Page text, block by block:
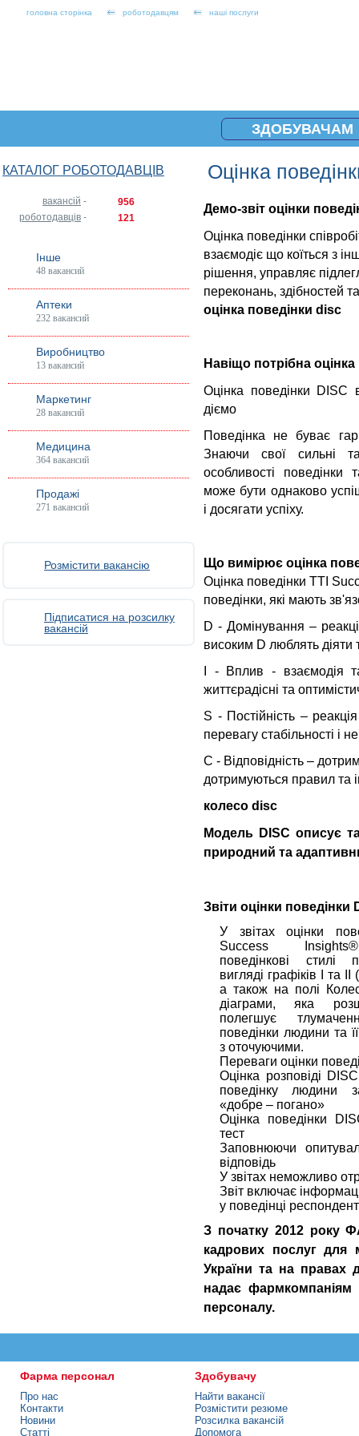
головна сторінка роботодавцям наші послуги
ЗДОБУВАЧАМ
КАТАЛОГ РОБОТОДАВЦІВ
вакансій -
956
роботодавців - 121
Інше
48 вакансий
Аптеки
232 вакансий
Виробництво
13 вакансий
Маркетинг
28 вакансий
Медицина
364 вакансий
Продажі
271 вакансий
Розмістити вакансію
Підписатися на розсилку
вакансій
Оцінка
Демо-звіт оцінки
Оцінка поведінки
взаємодіє що коїться з
рішення, управляє
переконань, здібностей
оцінка поведінки disc
Навіщо потрібна
Оцінка поведінки DISC
діємо
Поведінка не буває
Знаючи свої сильні
особливості поведінки
може бути однаково
і досягати успіху.
Що вимірює оцінка
Оцінка поведінки TTI
поведінки, які мають
D - Домінування –
високим D люблять
I - Вплив - взаємодія
життєрадісні та
S - Постійність –
перевагу стабільності і
C - Відповідність –
дотримуються правил та
колесо disc
Модель DISC описує
природний та
Звіти оцінки поведінки
У звітах оцінки
Success
поведінкові стилі
вигляді графіків I та
а також на полі
діаграми, яка
полегшує
поведінки людини та
з оточуючими.
Переваги оцінки
Оцінка розповіді
поведінку людини
«добре – погано»
Оцінка поведінки
тест
Заповнюючи
відповідь
У звітах неможливо
Звіт включає
у поведінці
З початку 2012 року
кадрових послуг для
України та на правах
надає фармкомпаніям
персоналу.
Фарма персонал
Про нас
Контакти
Новини
Статті
Здобувачу
Найти вакансії
Розмістити резюме
Розсилка вакансій
Допомога